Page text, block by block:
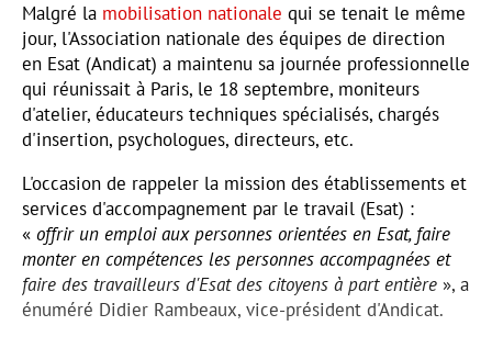
Malgré la mobilisation nationale qui se tenait le même
jour, l'Association nationale des équipes de direction
en Esat (Andicat) a maintenu sa journée professionnelle
qui réunissait à Paris, le 18 septembre, moniteurs
d'atelier, éducateurs techniques spécialisés, chargés
d'insertion, psychologues, directeurs, etc.
L'occasion de rappeler la mission des établissements et
services d'accompagnement par le travail (Esat) :
« offrir un emploi aux personnes orientées en Esat, faire
monter en compétences les personnes accompagnées et
faire des travailleurs d'Esat des citoyens à part entière », a
énuméré Didier Rambeaux, vice-président d'Andicat.